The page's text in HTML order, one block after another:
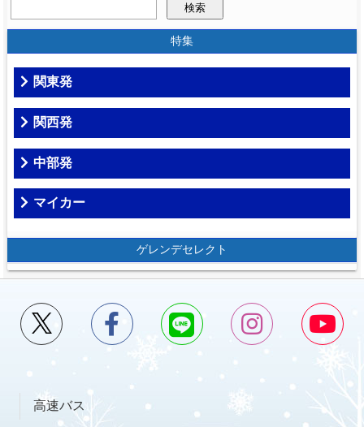
検索
特集
関東発
関西発
中部発
マイカー
ゲレンデセレクト
高速バス